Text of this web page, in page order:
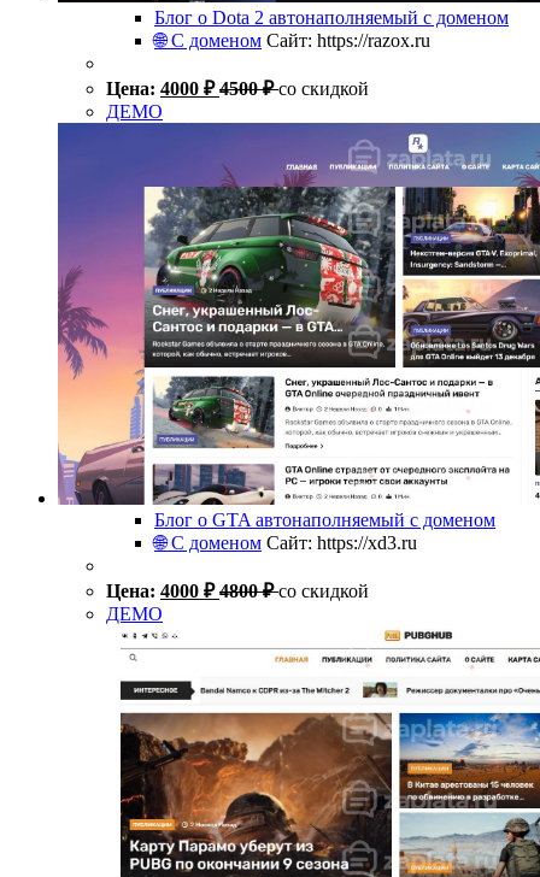
Блог о Dota 2 автонаполняемый с доменом
🌐 С доменом Сайт: https://razox.ru
Цена: 4000 ₽ 4500₽ со скидкой
ДЕМО
Блог о GTA автонаполняемый с доменом
🌐 С доменом Сайт: https://xd3.ru
Цена: 4000 ₽ 4800₽ со скидкой
ДЕМО